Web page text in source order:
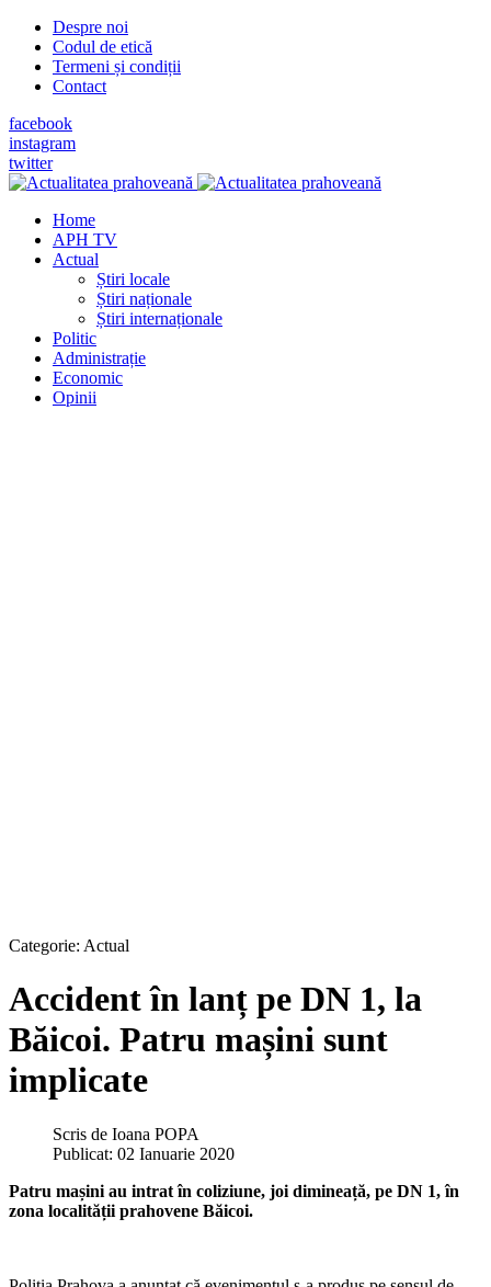
Despre noi
Codul de etică
Termeni și condiții
Contact
facebook
instagram
twitter
Home
APH TV
Actual
Știri locale
Știri naționale
Știri internaționale
Politic
Administrație
Economic
Opinii
Categorie: Actual
Accident în lanț pe DN 1, la
Băicoi. Patru mașini sunt
implicate
Scris de Ioana POPA
Publicat: 02 Ianuarie 2020
Patru mașini au intrat în coliziune, joi dimineață, pe DN 1, în
zona localității prahovene Băicoi.